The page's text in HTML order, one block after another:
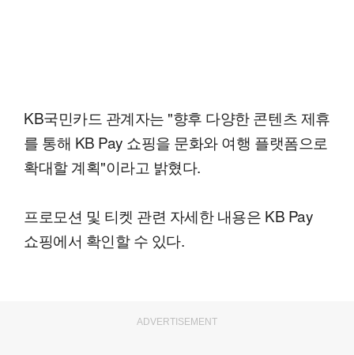
KB국민카드 관계자는 "향후 다양한 콘텐츠 제휴
를 통해 KB Pay 쇼핑을 문화와 여행 플랫폼으로
확대할 계획"이라고 밝혔다.
프로모션 및 티켓 관련 자세한 내용은 KB Pay
쇼핑에서 확인할 수 있다.
ADVERTISEMENT